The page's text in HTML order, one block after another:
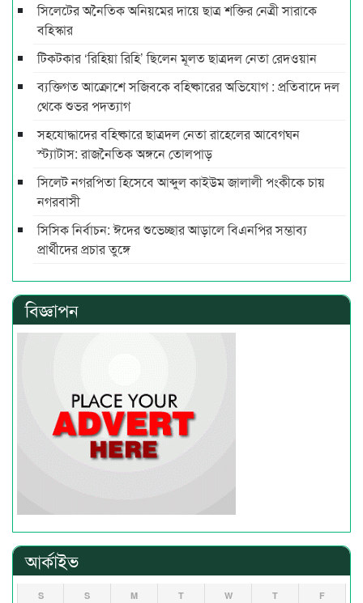
সিলেটের অনৈতিক অনিয়মের দায়ে ছাত্র শক্তির নেত্রী সারাকে
বহিস্কার
টিকটকার ‘রিহিয়া রিহি’ ছিলেন মূলত ছাত্রদল নেতা রেদওয়ান
ব্যক্তিগত আক্রোশে সজিবকে বহিষ্কারের অভিযোগ : প্রতিবাদে দল
থেকে শুভর পদত্যাগ
সহযোদ্ধাদের বহিষ্কারে ছাত্রদল নেতা রাহেলের আবেগঘন
স্ট্যাটাস: রাজনৈতিক অঙ্গনে তোলপাড়
সিলেট নগরপিতা হিসেবে আব্দুল কাইউম জালালী পংকীকে চায়
নগরবাসী
সিসিক নির্বাচন: ঈদের শুভেচ্ছার আড়ালে বিএনপির সম্ভাব্য
প্রার্থীদের প্রচার তুঙ্গে
বিজ্ঞাপন
আর্কাইভ
S S M T W T F